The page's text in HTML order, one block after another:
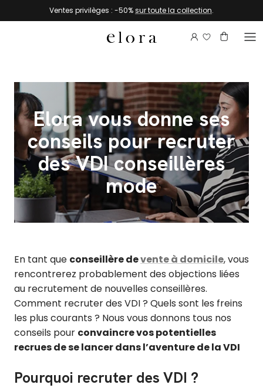
Aller au contenuVentes privilèges : -50%sur toute la collection.
CompteConnectez-
Panier
Elora vous donne ses
conseils pour recruter
des VDI conseillères
mode
En tant que conseillère devente à domicile, vous
rencontrerez probablement des objections liées
au recrutement de nouvelles conseillères.
Comment recruter des VDI ? Quels sont les freins
les plus courants ? Nous vous donnons tous nos
conseils pour convaincre vos potentielles
recrues de se lancer dans l’aventure de la VDI
Pourquoi recruter des VDI ?